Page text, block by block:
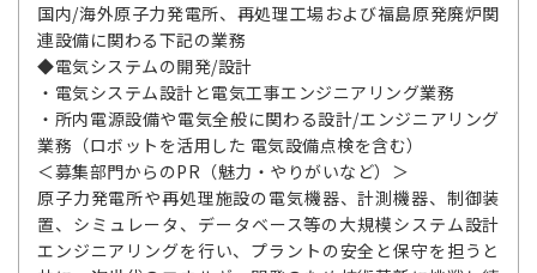
国内/海外原子力発電所、再処理工場および福島原発廃炉関
連設備に関わる下記の業務
◆電気システムの開発/設計
・電気システム設計と電気工事エンジニアリング業務
・所内電源設備や電気全般に関わる設計/エンジニアリング
業務（ロボットを活用した 電気設備点検を含む）
＜募集部門からのPR（魅力・やりがいなど）＞
原子力発電所や再処理施設の電気機器、計測機器、制御装
置、シミュレータ、データベース等の大規模システム設計
エンジニアリングを行い、プラントの安全と保守を担うと